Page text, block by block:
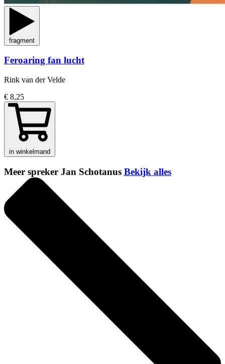
fragment
Feroaring fan lucht
Rink van der Velde
€ 8,25
in winkelmand
Meer spreker Jan Schotanus Bekijk alles